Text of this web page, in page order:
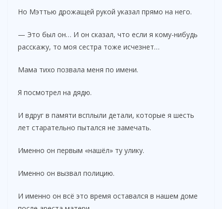
d
e
o
Но Мэттью дрожащей рукой указал прямо на него.
— Это был он… И он сказал, что если я кому-нибудь
расскажу, то моя сестра тоже исчезнет…
Мама тихо позвала меня по имени.
Я посмотрел на дядю.
И вдруг в памяти всплыли детали, которые я шесть
лет старательно пытался не замечать.
Именно он первым «нашёл» ту улику.
Именно он вызвал полицию.
И именно он всё это время оставался в нашем доме